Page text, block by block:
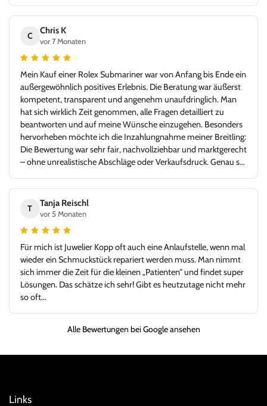
C
Chris K
vor 7 Monaten
Mein Kauf einer Rolex Submariner war von Anfang bis Ende ein
außergewöhnlich positives Erlebnis. Die Beratung war äußerst
kompetent, transparent und angenehm unaufdringlich. Man
hat sich wirklich Zeit genommen, alle Fragen detailliert zu
beantworten und auf meine Wünsche einzugehen. Besonders
hervorheben möchte ich die Inzahlungnahme meiner Breitling:
Die Bewertung war sehr fair, nachvollziehbar und marktgerecht
– ohne unrealistische Abschläge oder Verkaufsdruck. Genau so
Uhrenhandel vor. Die Rolex Submariner war in top Zustand,
exakt wie beschrieben, inklusive aller Unterlagen. Der gesamte
Ablauf – von der Bewertung über die Abwicklung bis zur
Übergabe – verlief absolut reibungslos und hochprofessionell.
Ich habe mich jederzeit gut aufgehoben gefühlt und würde hier
jederzeit wieder kaufen oder verkaufen. Ein Händler, dem man
vertrauen kann und bei dem Leidenschaft für Uhren und
Fairness gegenüber dem Kunden klar im Vordergrund stehen.
Vielen Dank für dieses großartige Kauferlebnis, und danke an
Herr Kopp!
T
Tanja Reischl
vor 5 Monaten
Für mich ist Juwelier Kopp oft auch eine Anlaufstelle, wenn mal
wieder ein Schmuckstück repariert werden muss. Man nimmt
sich immer die Zeit für die kleinen „Patienten“ und findet super
Lösungen. Das schätze ich sehr! Gibt es heutzutage nicht mehr
so oft…
Alle Bewertungen bei Google ansehen
Links